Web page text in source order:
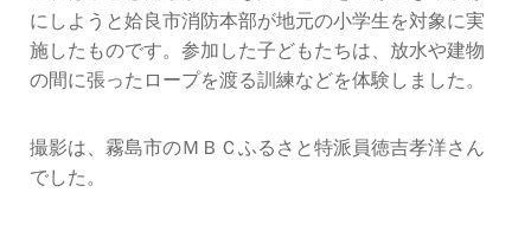
にしようと姶良市消防本部が地元の小学生を対象に実
施したものです。参加した子どもたちは、放水や建物
の間に張ったロープを渡る訓練などを体験しました。
撮影は、霧島市のＭＢＣふるさと特派員徳吉孝洋さん
でした。